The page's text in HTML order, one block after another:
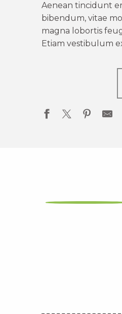
Aenean tincidunt
bibendum, vitae
magna lobortis
Etiam vestibulum